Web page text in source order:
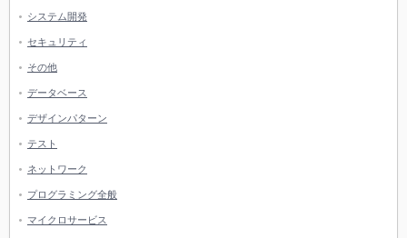
システム開発
セキュリティ
その他
データベース
デザインパターン
テスト
ネットワーク
プログラミング全般
マイクロサービス